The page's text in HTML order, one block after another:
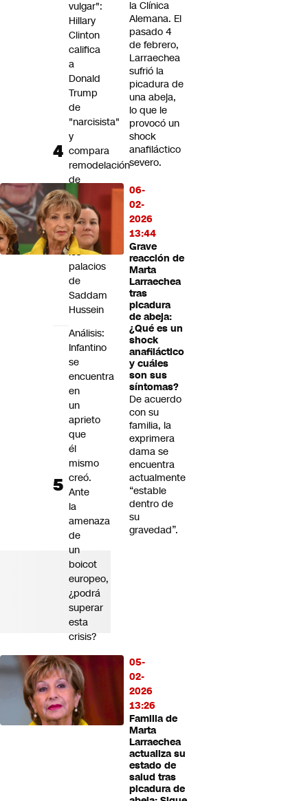
la Clínica
Alemana. El
pasado 4
de febrero,
Larraechea
sufrió la
picadura de
una abeja,
lo que le
provocó un
shock
anafiláctico
severo.
06-
02-
2026
13:44
Grave
reacción de
Marta
Larraechea
tras
picadura
de abeja:
¿Qué es un
shock
anafiláctico
y cuáles
son sus
síntomas?
De acuerdo
con su
familia, la
exprimera
dama se
encuentra
actualmente
“estable
dentro de
su
gravedad”.
05-
02-
2026
13:26
Familia de
Marta
Larraechea
actualiza su
estado de
salud tras
picadura de
vulgar":
Hillary
Clinton
califica
a
Donald
Trump
de
"narcisista"
y
compara
remodelación
de
la
Casa
Blanca
con
los
palacios
de
Saddam
Hussein
Análisis:
Infantino
se
encuentra
en
un
aprieto
que
él
mismo
creó.
Ante
la
amenaza
de
un
boicot
europeo,
¿podrá
superar
esta
crisis?